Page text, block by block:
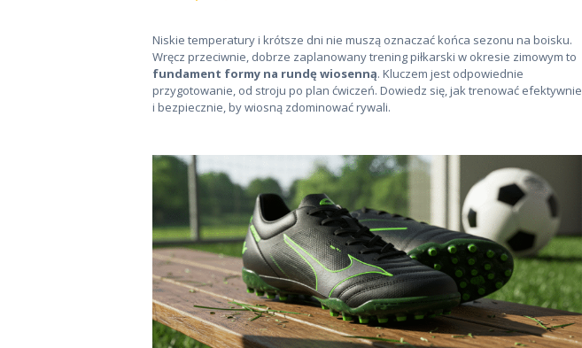
Niskie temperatury i krótsze dni nie muszą oznaczać końca sezonu na boisku.
Wręcz przeciwnie, dobrze zaplanowany trening piłkarski w okresie zimowym to
fundament formy na rundę wiosenną. Kluczem jest odpowiednie
przygotowanie, od stroju po plan ćwiczeń. Dowiedz się, jak trenować efektywnie
i bezpiecznie, by wiosną zdominować rywali.